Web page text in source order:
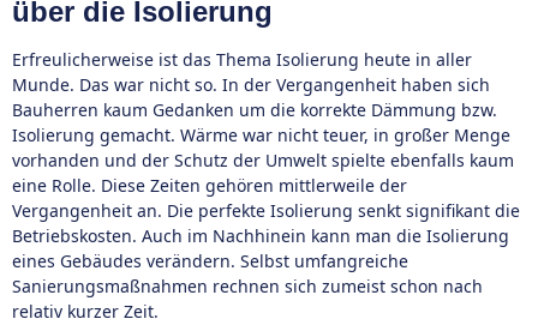
über die Isolierung
Erfreulicherweise ist das Thema Isolierung heute in aller
Munde. Das war nicht so. In der Vergangenheit haben sich
Bauherren kaum Gedanken um die korrekte Dämmung bzw.
Isolierung gemacht. Wärme war nicht teuer, in großer Menge
vorhanden und der Schutz der Umwelt spielte ebenfalls kaum
eine Rolle. Diese Zeiten gehören mittlerweile der
Vergangenheit an. Die perfekte Isolierung senkt signifikant die
Betriebskosten. Auch im Nachhinein kann man die Isolierung
eines Gebäudes verändern. Selbst umfangreiche
Sanierungsmaßnahmen rechnen sich zumeist schon nach
relativ kurzer Zeit.